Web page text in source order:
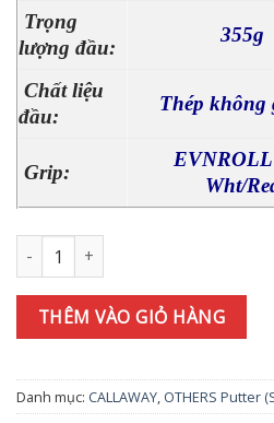
Trọng
lượng đầu:
355g
Chất liệu
đầu:
Thép không
Grip:
EVNROLL
Wht/
THÊM VÀO GIỎ HÀNG
Danh mục: CALLAWAY, OTHERS Putter